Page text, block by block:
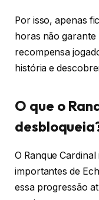
Por isso, apenas
horas não
recompensa
história e
O que o
O Ranque
importantes de
essa progressão